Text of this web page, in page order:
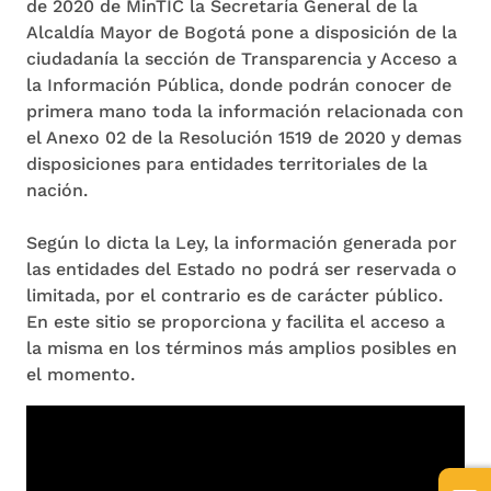
de 2020 de MinTIC la Secretaría General de la
Alcaldía Mayor de Bogotá pone a disposición de la
ciudadanía la sección de Transparencia y Acceso a
la Información Pública, donde podrán conocer de
primera mano toda la información relacionada con
el Anexo 02 de la Resolución 1519 de 2020 y demas
disposiciones para entidades territoriales de la
nación.
Según lo dicta la Ley, la información generada por
las entidades del Estado no podrá ser reservada o
limitada, por el contrario es de carácter público.
En este sitio se proporciona y facilita el acceso a
la misma en los términos más amplios posibles en
el momento.